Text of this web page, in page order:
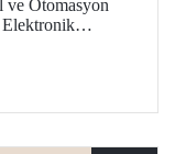
Otomasyon
Doktora Tezi